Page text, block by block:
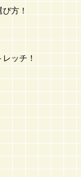
方！
ッチ！